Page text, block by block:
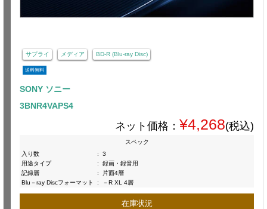
サプライ メディア BD-R (Blu-ray Disc)
送料無料
SONY ソニー
3BNR4VAPS4
ネット価格： ¥4,268(税込)
スペック
入り数
:
3
用途タイプ
:
録画・録音用
記録層
:
片面4層
Blu－ray Discフォーマット
: －R XL 4層
在庫状況